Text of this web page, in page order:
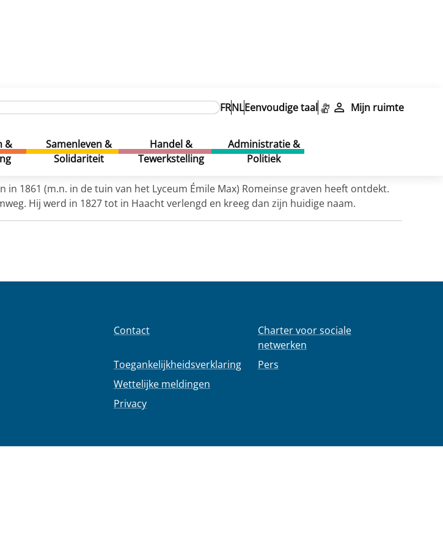
FRNLEenvoudige taal Mijn ruimte
&
Samenleven &
Solidariteit
Handel &
Tewerkstelling
Administratie &
Politiek
1861 (m.n. in de tuin van het Lyceum Émile Max) Romeinse graven heeft ontdekt.
Hij werd in 1827 tot in Haacht verlengd en kreeg dan zijn huidige naam.
Contact
Toegankelijkheidsverklaring
Wettelijke meldingen
Privacy
Charter voor sociale
netwerken
Pers